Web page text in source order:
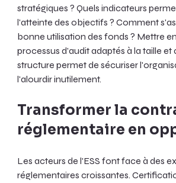
stratégiques ? Quels indicateurs
l'atteinte des objectifs ? Comment
bonne utilisation des fonds ? Mettre
processus d'audit adaptés à la taille et
structure permet de sécuriser
l'alourdir inutilement.
Transformer la
réglementaire en
Les acteurs de l'ESS font face à des
réglementaires croissantes.